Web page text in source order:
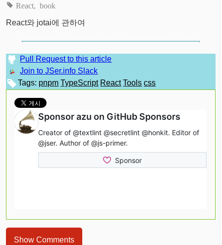
React book
React와 jotai에 관하여
Pull Request to this article
Join to JSer.info Slack
Tags: pnpm TypeScript React Tools css
Show Comments